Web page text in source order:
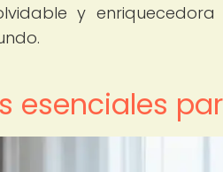
y
esenciales